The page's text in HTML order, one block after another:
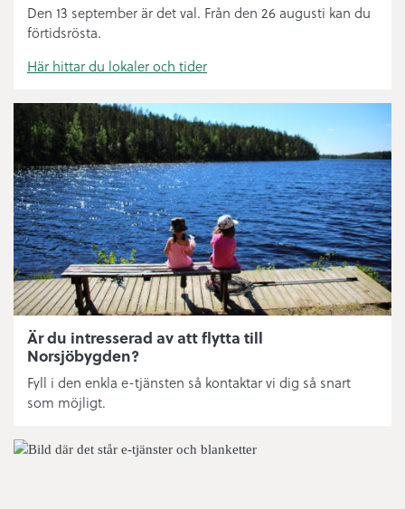
Den 13 september är det val. Från den 26 augusti kan du
förtidsrösta.
Här hittar du lokaler och tider
Är du intresserad av att flytta till
Norsjöbygden?
Fyll i den enkla e-tjänsten så kontaktar vi dig så snart
som möjligt.
Knut’n
Felanmälan och journummer
Handelsplats Norsjö
Matavfall
Eldning utomhus
Simhallens öppettider
Nytt abonnemang fritidshus
Fritidsanläggningar
Ishallens tider
Bredband/fiber/driftstatus